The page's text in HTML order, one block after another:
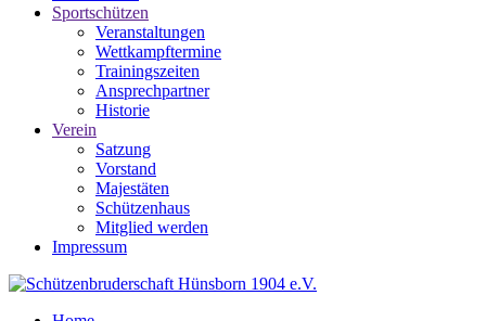
Sportschützen
Veranstaltungen
Wettkampftermine
Trainingszeiten
Ansprechpartner
Historie
Verein
Satzung
Vorstand
Majestäten
Schützenhaus
Mitglied werden
Impressum